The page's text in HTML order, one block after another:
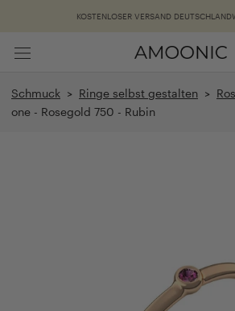
KOSTENLOSER VERSAND
Schmuck > Ringe selbst gestalten >
one - Rosegold 750 - Rubin